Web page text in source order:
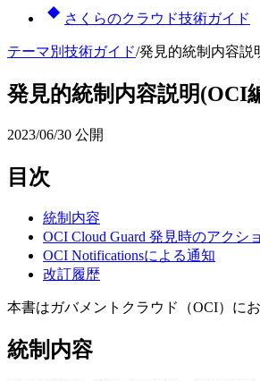
さくらのクラウド技術ガイド
テーマ別技術ガイド/発見的統制内容説
発見的統制内容説明(OCI
2023/06/30 公開
目次
統制内容
OCI Cloud Guard 発見時のアクシ
OCI Notificationsによる通知
改訂履歴
本書はガバメントクラウド（OCI）に
統制内容